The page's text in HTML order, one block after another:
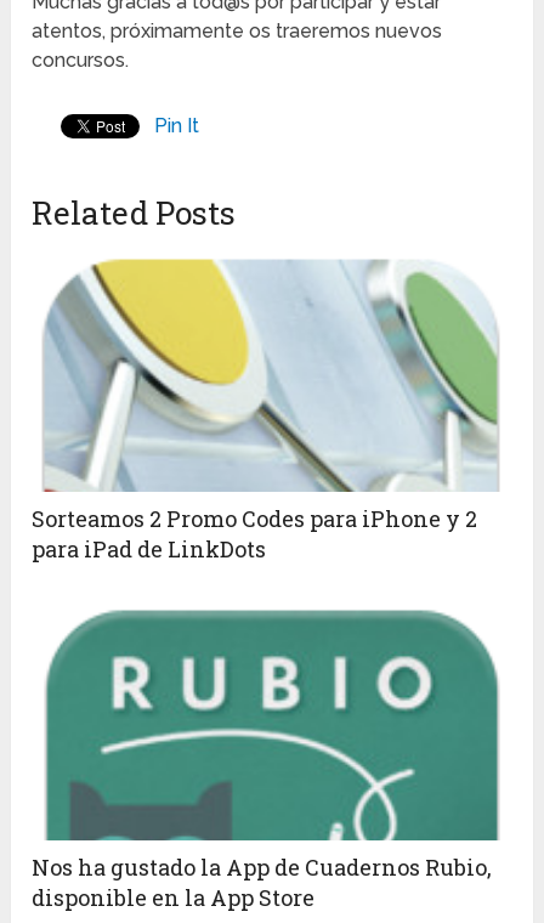
atentos, próximamente os traeremos nuevos
concursos.
Pin It
Related Posts
Sorteamos 2 Promo Codes para iPhone y 2
para iPad de LinkDots
Nos ha gustado la App de Cuadernos Rubio,
disponible en la App Store